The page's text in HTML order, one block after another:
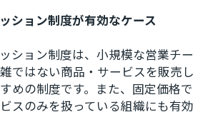
ション制度が有効なケース
ション制度は、小規模な営業チー
ではない商品・サービスを販売し
めの制度です。また、固定価格で
スのみを扱っている組織にも有効